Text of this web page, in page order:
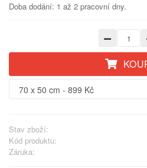
Doba dodání: 1 až 2 pracovní dny.
Stav zboží:
Kód produktu:
Záruka: